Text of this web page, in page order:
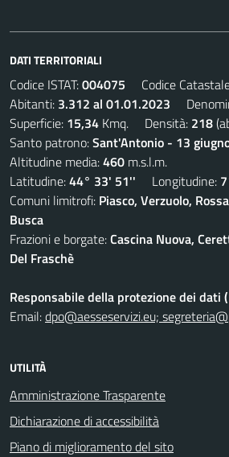
DATI TERRITORIALI
Codice ISTAT:004075 Codice
Abitanti: 3.312 al 01.01.2023
Superficie: 15,34 Kmq. Densità: 218
Santo patrono:Sant'Antonio - 13
Altitudine media:460 m.s.l.m.
Latitudine:44° 33' 51'' Longitudine:
Comuni limitrofi: Piasco, Verzuolo,
Busca
Frazioni e borgate:Cascina Nuova,
Del Fraschè
Responsabile della protezione dei dati
Email:dpo@aesseservizi.eu;
UTILITÀ
Amministrazione Trasparente
Dichiarazione di accessibilità
Piano di miglioramento del sito